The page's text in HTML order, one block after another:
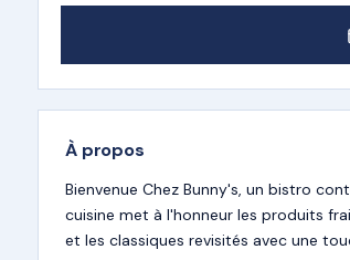
À propos
Bienvenue Chez Bunny's, un bistro
cuisine met à l'honneur les produits
et les classiques revisités avec une